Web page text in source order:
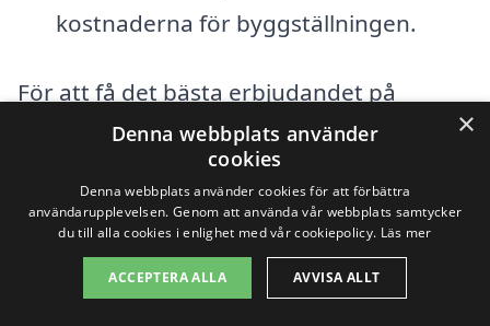
kostnaderna för byggställningen.
För att få det bästa erbjudandet på
byggställning i Hällbybrunn,
rekommenderas det att du begär flera
offerter från olika företag. På så sätt kan
du jämföra priser och tjänster, vilket
hjälper dig att fatta ett informerat beslut.
×
Denna webbplats använder
cookies
Denna webbplats använder cookies för att förbättra
användarupplevelsen. Genom att använda vår webbplats samtycker
du till alla cookies i enlighet med vår cookiepolicy. Läs mer
ACCEPTERA ALLA AVVISA ALLT